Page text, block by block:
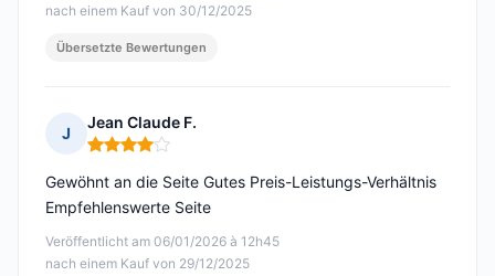
nach einem Kauf von 30/12/2025
Übersetzte Bewertungen
J
Jean Claude F.
Hinweis: 4 von 5
Veröffentlicht am 06/01/2026 à 12h45
nach einem Kauf von 29/12/2025
Gewöhnt an die Seite Gutes Preis-Leistungs-Verhältnis
Empfehlenswerte Seite